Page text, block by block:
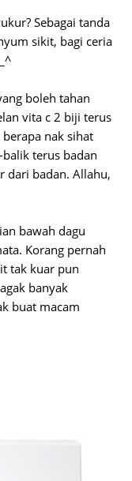
Sebagai tanda
sikit, bagi ceria
boleh tahan
vita c 2 biji terus
nak sihat
terus badan
dari badan. Allahu,
bawah dagu
Korang pernah
tak kuar pun
banyak
buat macam